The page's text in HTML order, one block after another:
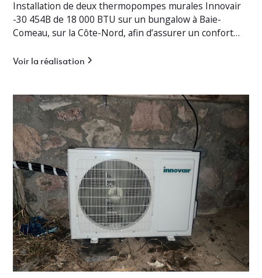
Installation de deux thermopompes murales Innovair
-30 454B de 18 000 BTU sur un bungalow à Baie-
Comeau, sur la Côte-Nord, afin d’assurer un confort
Voir la réalisation